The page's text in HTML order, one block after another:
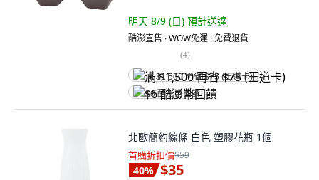
明天 8/9 (日) 預計送達
酷澎直售 ∙ WOW免運 ∙ 免費退貨
(4)
满 $1,500 再省 $75 (王道卡)
$6 酷澎幣回饋
北歐簡約線條 白色 塑膠花瓶 1個
首購折扣價$59
40% $35